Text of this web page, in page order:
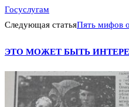
Госуслугам
Следующая статьяПять мифов
ЭТО МОЖЕТ БЫТЬ